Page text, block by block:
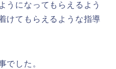
うになってもらえるよう
けてもらえるような指導
でした。